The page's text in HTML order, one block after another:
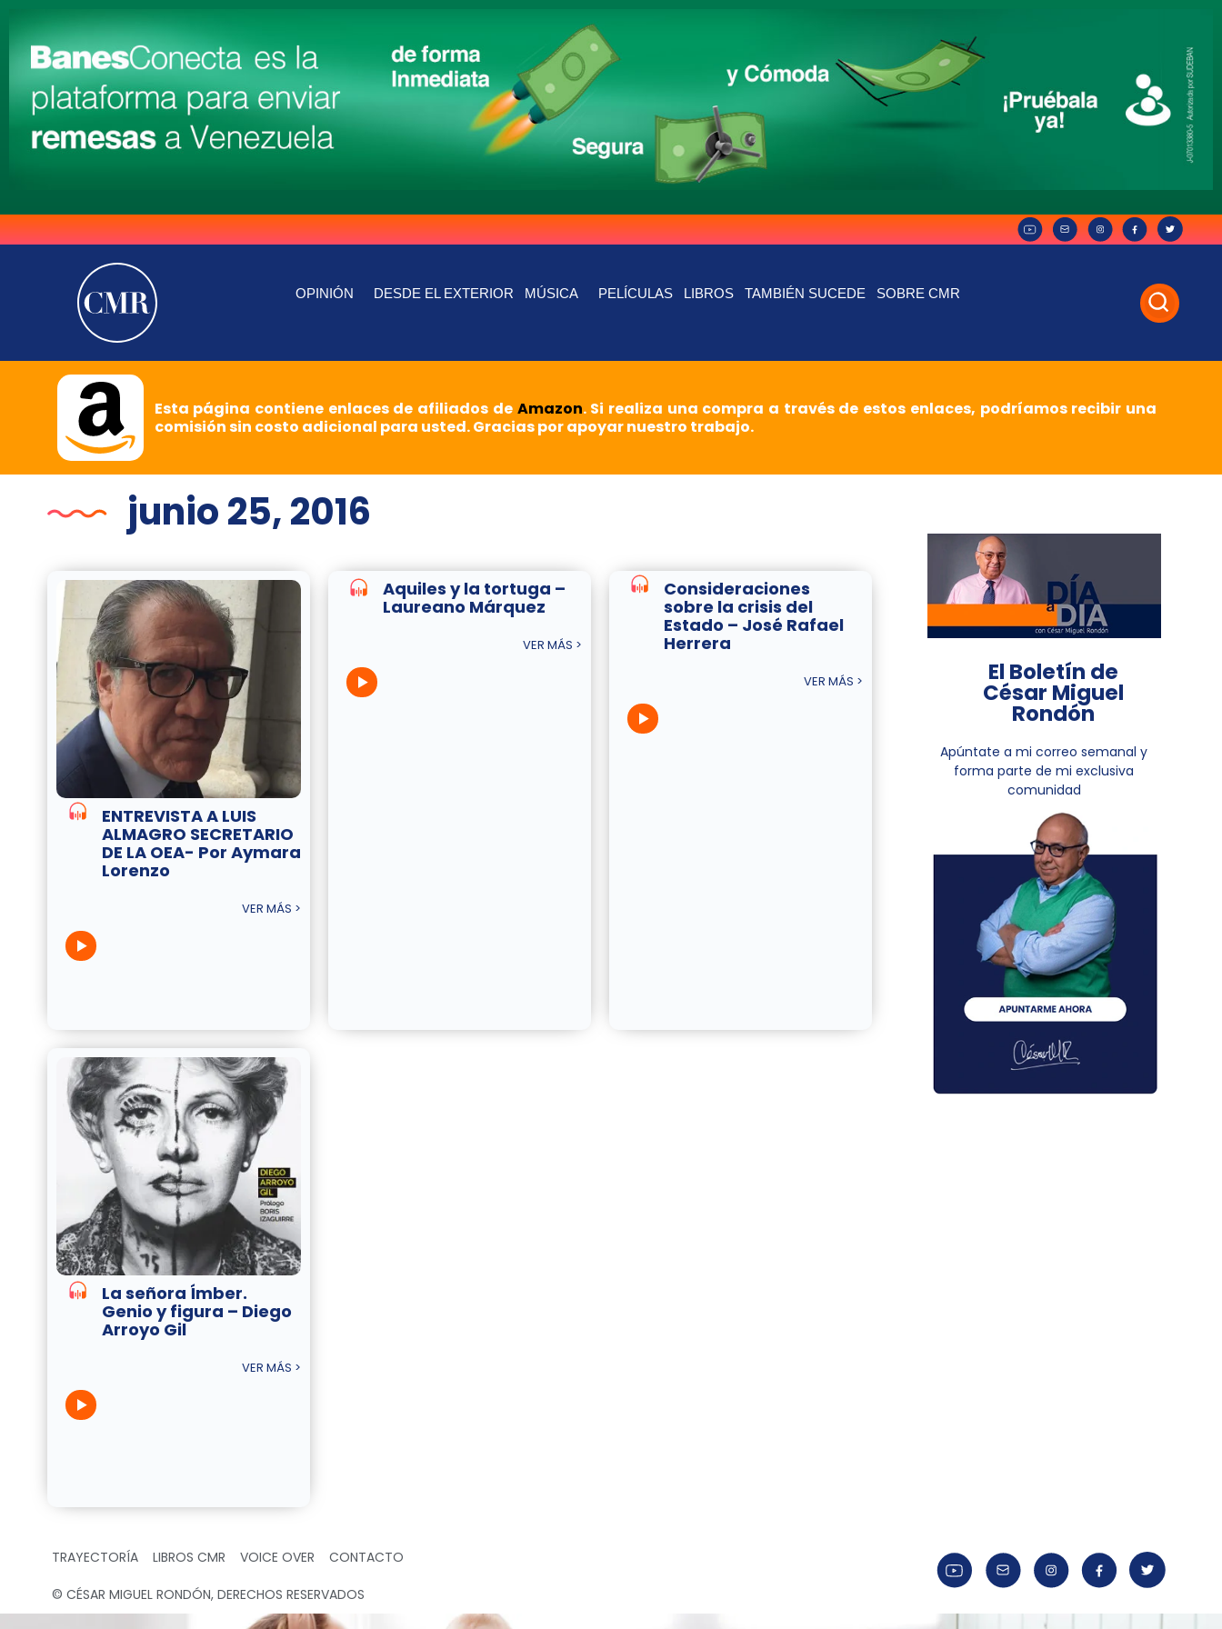
OPINIÓN DESDE EL EXTERIOR MÚSICA PELÍCULAS LIBROS TAMBIÉN SUCEDE SOBRE CMR
Esta página contiene enlaces de afiliados de Amazon. Si realiza una compra a través de estos enlaces, podríamos recibir una
comisión sin costo adicional para usted. Gracias por apoyar nuestro trabajo.
junio 25, 2016
ENTREVISTA A LUIS
ALMAGRO SECRETARIO
DE LA OEA- Por Aymara
Lorenzo
VER MÁS >
Aquiles y la tortuga –
Laureano Márquez
VER MÁS >
Consideraciones
sobre la crisis del
Estado – José Rafael
Herrera
VER MÁS >
La señora Ímber.
Genio y figura – Diego
Arroyo Gil
VER MÁS >
El Boletín de
César Miguel
Rondón
Apúntate a mi correo semanal y
forma parte de mi exclusiva
comunidad
TRAYECTORÍA LIBROS CMR VOICE OVER CONTACTO
© CÉSAR MIGUEL RONDÓN, DERECHOS RESERVADOS